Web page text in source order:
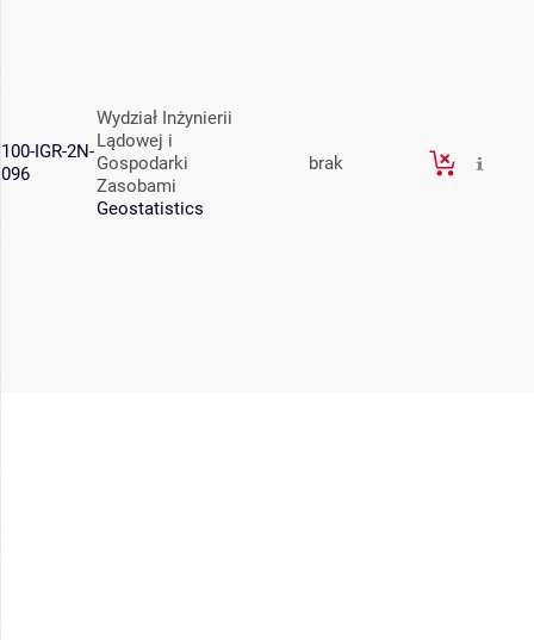
100-IGR-2N-
096
Wydział Inżynierii
Lądowej i
Gospodarki
Zasobami
Geostatistics
brak